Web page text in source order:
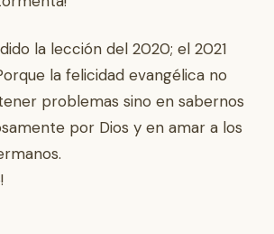
la lección del 2020; el 2021
la felicidad evangélica no
problemas sino en sabernos
por Dios y en amar a los